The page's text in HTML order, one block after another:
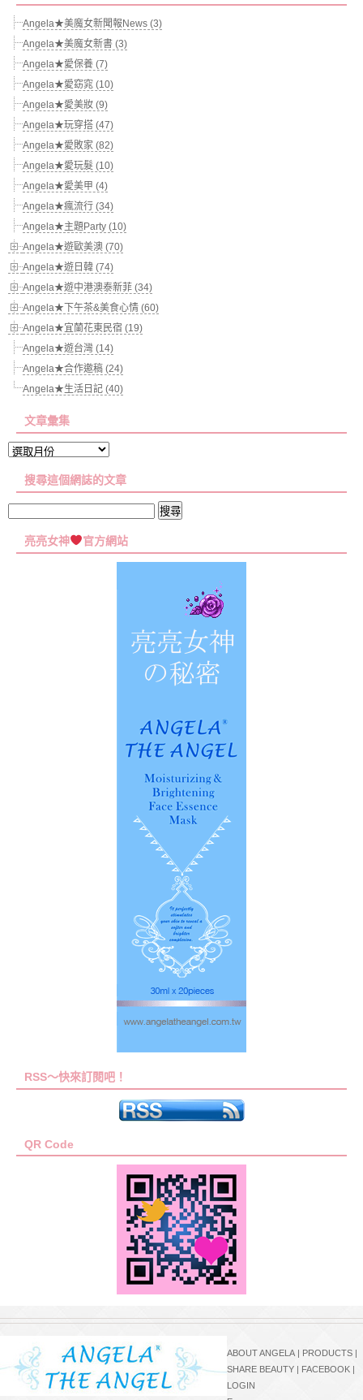
Angela★美魔女新聞報News (3)
Angela★美魔女新書 (3)
Angela★愛保養 (7)
Angela★愛窈窕 (10)
Angela★愛美妝 (9)
Angela★玩穿搭 (47)
Angela★愛敗家 (82)
Angela★愛玩髮 (10)
Angela★愛美甲 (4)
Angela★瘋流行 (34)
Angela★主題Party (10)
Angela★遊歐美澳 (70)
Angela★遊日韓 (74)
Angela★遊中港澳泰新菲 (34)
Angela★下午茶&美食心情 (60)
Angela★宜蘭花東民宿 (19)
Angela★遊台灣 (14)
Angela★合作邀稿 (24)
Angela★生活日記 (40)
文章彙集
文
彙
搜尋這個網誌的文章
關
亮亮女神 官方網站
RSS～快來訂閱吧！
QR Code
ABOUT ANGELA | PRODUCTS |
SHARE BEAUTY | FACEBOOK |
LOGIN